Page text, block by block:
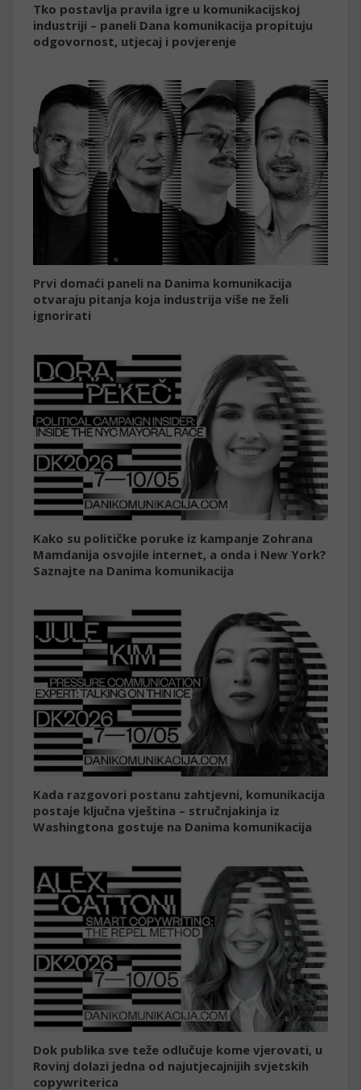
Tko postavlja pravila igre u komunikacijskoj
industriji – paneli Dana komunikacija propituju
odgovornost, utjecaj i povjerenje
Prvi domaći paneli na Danima komunikacija
otvaraju pitanja koja industrija više ne želi
ignorirati
Kako su političke poruke iz kampanje Zohrana
Mamdanija osvojile internet, a onda i New York?
Saznajte na Danima komunikacija
Kada razgovori postanu zahtjevni, komunikacija
postaje ključna vještina – stručnjakinja iz
Washingtona gostuje na Danima komunikacija
Dok publika sve teže odlučuje kome vjerovati, u
Rovinj dolazi jedna od najutjecajnijih svjetskih
copywriterica